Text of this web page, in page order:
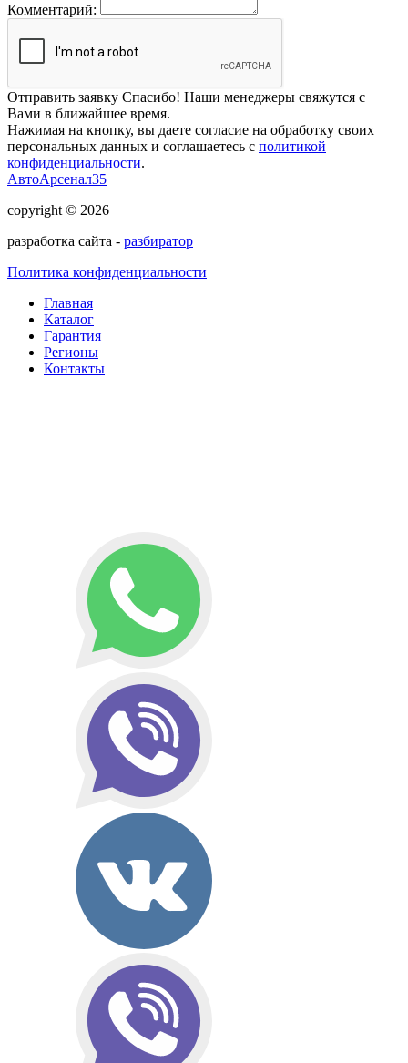
Комментарий:
Отправить заявку Спасибо! Наши менеджеры свяжутся с
Вами в ближайшее время.
Нажимая на кнопку, вы даете согласие на обработку своих
персональных данных и соглашаетесь с политикой
конфиденциальности.
АвтоАрсенал35
copyright © 2026
разработка сайта - разбиратор
Политика конфиденциальности
Главная
Каталог
Гарантия
Регионы
Контакты